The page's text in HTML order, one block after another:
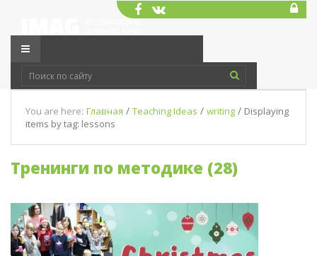
You are here: Главная / Teaching Ideas / writing / Displaying
items by tag: lessons
Тренинги по методике (28)